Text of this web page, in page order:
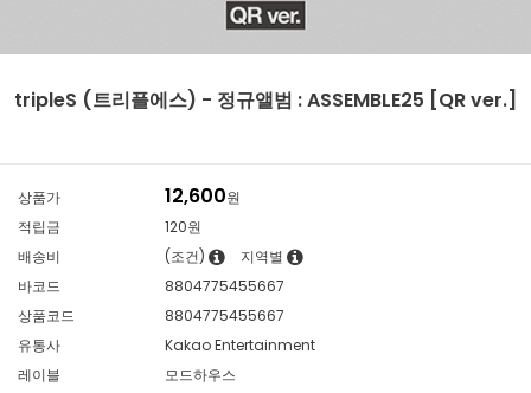
tripleS (트리플에스) - 정규앨범 : ASSEMBLE25 [QR ver.]
상품가 12,600원
적립금
120원
배송비
(조건)
지역별
바코드
8804775455667
상품코드
8804775455667
유통사
Kakao Entertainment
레이블
모드하우스